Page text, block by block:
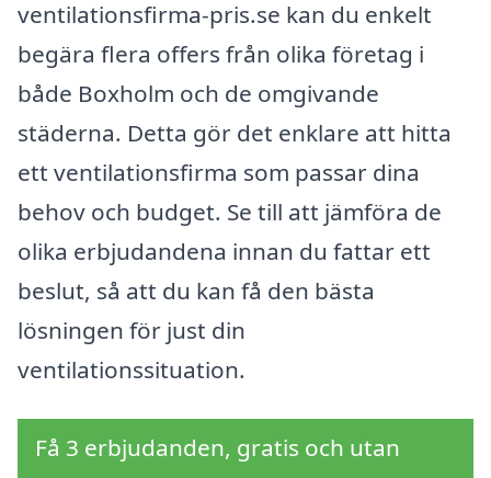
ventilationsfirma-pris.se kan du enkelt
begära flera offers från olika företag i
både Boxholm och de omgivande
städerna. Detta gör det enklare att hitta
ett ventilationsfirma som passar dina
behov och budget. Se till att jämföra de
olika erbjudandena innan du fattar ett
beslut, så att du kan få den bästa
lösningen för just din
ventilationssituation.
Få 3 erbjudanden, gratis och utan